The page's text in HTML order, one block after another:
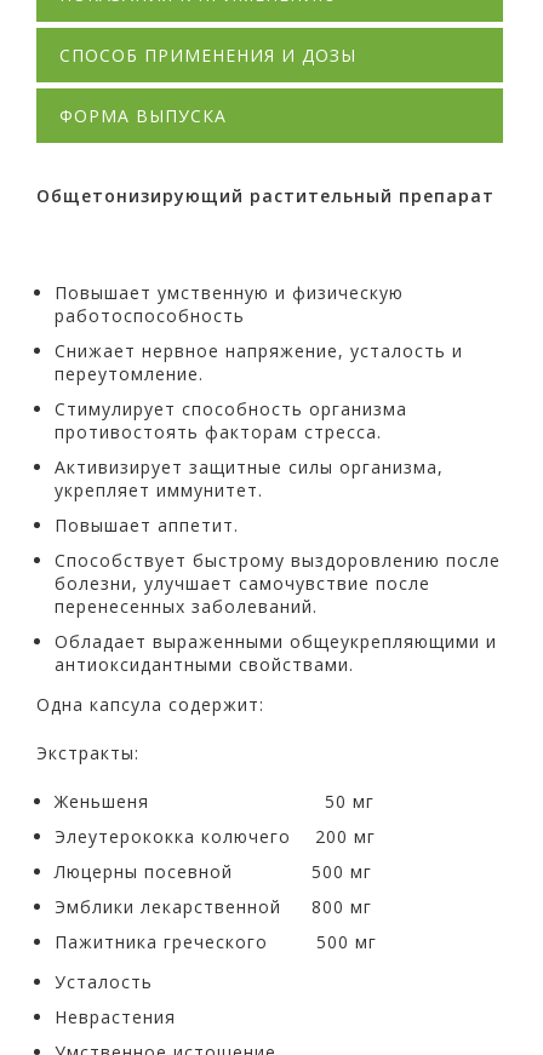
СПОСОБ ПРИМЕНЕНИЯ И ДОЗЫ
ФОРМА ВЫПУСКА
Общетонизирующий растительный препарат
Повышает умственную и физическую
работоспособность
Снижает нервное напряжение, усталость и
переутомление.
Стимулирует способность организма
противостоять факторам стресса.
Активизирует защитные силы организма,
укрепляет иммунитет.
Повышает аппетит.
Способствует быстрому выздоровлению после
болезни, улучшает самочувствие после
перенесенных заболеваний.
Обладает выраженными общеукрепляющими и
антиоксидантными свойствами.
Одна капсула содержит:
Экстракты:
Женьшеня 50 мг
Элеутерококка колючего 200 мг
Люцерны посевной 500 мг
Эмблики лекарственной 800 мг
Пажитника греческого 500 мг
Усталость
Неврастения